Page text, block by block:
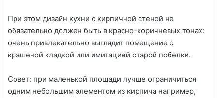
При этом дизайн кухни с кирпичной стеной не
обязательно должен быть в красно-коричневых тонах:
очень привлекательно выглядит помещение с
крашеной кладкой или имитацией старой побелки.
Совет: при маленькой площади лучше ограничиться
одним небольшим элементом из кирпича например,